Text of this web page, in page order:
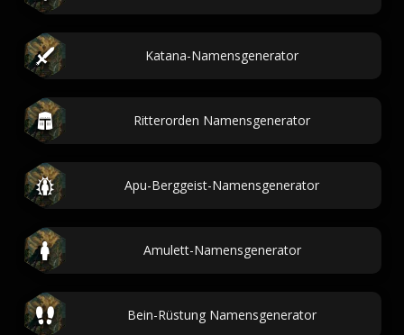
Katana-Namensgenerator
Ritterorden Namensgenerator
Apu-Berggeist-Namensgenerator
Amulett-Namensgenerator
Bein-Rüstung Namensgenerator